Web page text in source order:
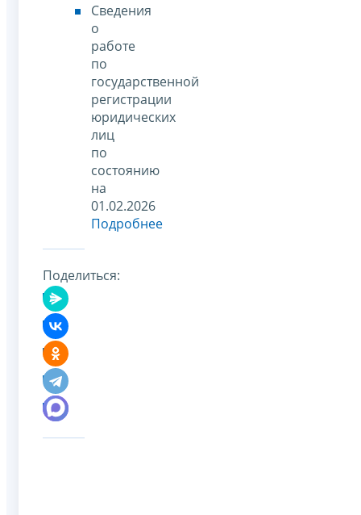
Сведения
о
работе
по
государственной
регистрации
юридических
лиц
по
состоянию
на
01.02.2026
Подробнее
Поделиться: